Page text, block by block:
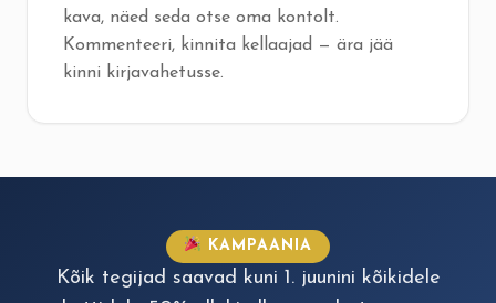
kava, näed seda otse oma kontolt.
Kommenteeri, kinnita kellaajad — ära jää
kinni kirjavahetusse.
KAMPAANIA
Kõik tegijad saavad kuni 1. juunini kõikidele